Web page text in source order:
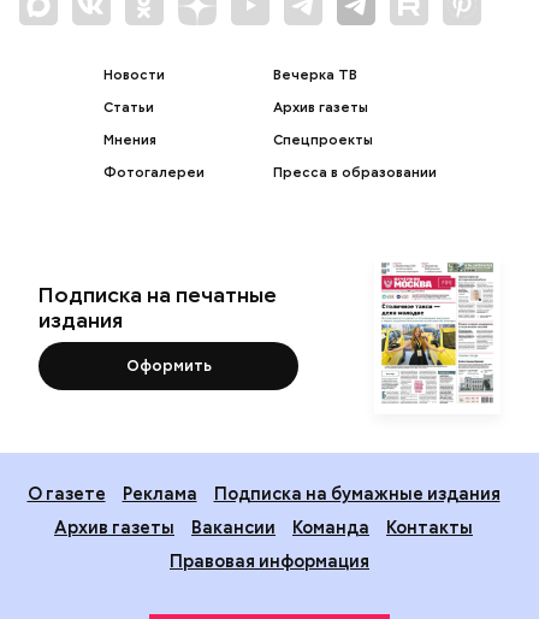
Новости
Статьи
Мнения
Фотогалереи
Вечерка ТВ
Архив газеты
Спецпроекты
Пресса в образовании
Подписка на печатные
издания
Оформить
О газете Реклама
Подписка на бумажные издания
Архив газеты
Вакансии Команда
Контакты
Правовая информация